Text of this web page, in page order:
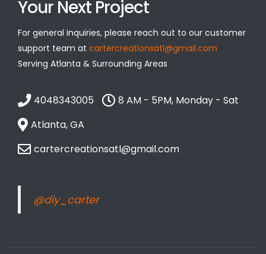
Your Next Project
For general inquiries, please reach out to our customer
support team at cartercreationsatl@gmail.com
Serving Atlanta & Surrounding Areas
4048343005
8 AM - 5PM, Monday - Sat
Atlanta, GA
cartercreationsatl@gmail.com
@diy_carter